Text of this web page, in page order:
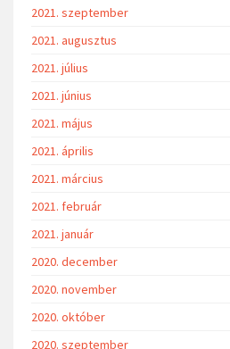
2021. szeptember
2021. augusztus
2021. július
2021. június
2021. május
2021. április
2021. március
2021. február
2021. január
2020. december
2020. november
2020. október
2020. szeptember